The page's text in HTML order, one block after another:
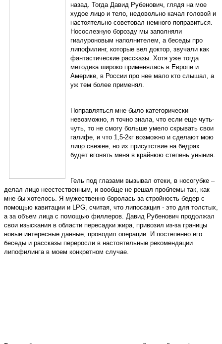
назад. Тогда Давид Рубенович, глядя на мое
худое лицо и тело, недовольно качал головой и
настоятельно советовал немного поправиться.
Носослезную борозду мы заполняли
гиалуроновым наполнителем, а беседы про
липофилинг, которые вел доктор, звучали как
фантастические рассказы. Хотя уже тогда
методика широко применялась в Европе и
Америке, в России про нее мало кто слышал, а
уж тем более применял.
Поправляться мне было категорически
невозможно, я точно знала, что если еще чуть-
чуть, то не смогу больше умело скрывать свои
галифе, и что 1,5-2кг возможно и сделают мою
лицо свежее, но их присутствие на бедрах
будет вгонять меня в крайнюю степень уныния.
Гель под глазами вызывал отеки, в носогубке –
делал лицо неестественным, и вообще не решал проблемы так, как
мне бы хотелось. Я мужественно боролась за стройность бедер с
помощью кавитации и LPG, считая, что липосакция - это для толстых,
а за объем лица с помощью филлеров. Давид Рубенович продолжал
свои изыскания в области пересадки жира, привозил из-за границы
новые интересные данные, проводил операции. И постепенно его
беседы и рассказы переросли в настоятельные рекомендации
липофилинга в моем конкретном случае.